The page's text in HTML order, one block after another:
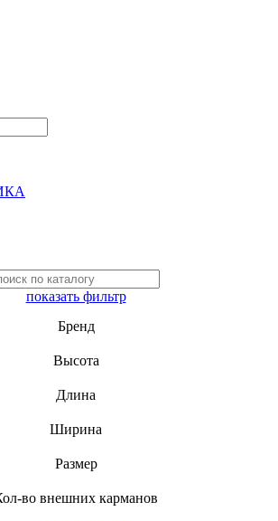
показать фильтр
Бренд
Высота
Длина
Ширина
Размер
во внешних карманов